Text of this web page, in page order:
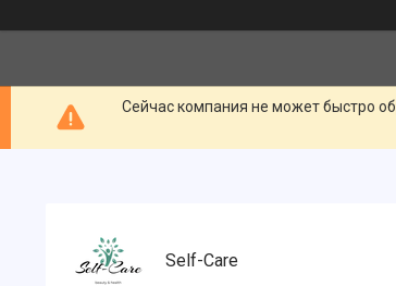
Сейчас компания не может быстро
Self-Care